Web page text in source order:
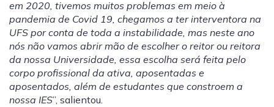
em 2020, tivemos muitos problemas em meio à
pandemia de Covid 19, chegamos a ter interventora na
UFS por conta de toda a instabilidade, mas neste ano
nós não vamos abrir mão de escolher o reitor ou reitora
da nossa Universidade, essa escolha será feita pelo
corpo profissional da ativa, aposentadas e
aposentados, além de estudantes que constroem a
nossa IES”, salientou.